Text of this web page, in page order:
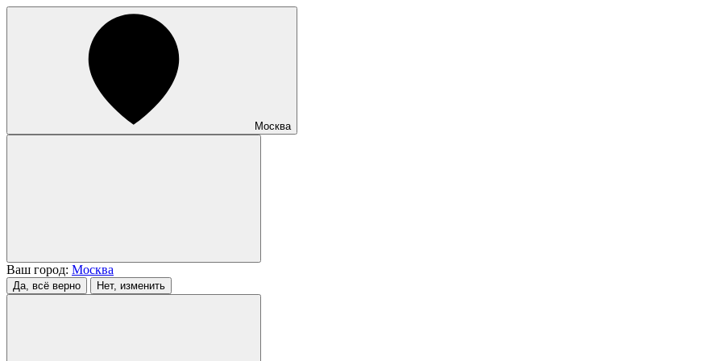
Москва
Ваш город: Москва
Да, всё верно Нет, изменить